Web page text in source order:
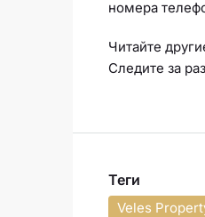
номера
Читайте
Следите за
Теги
Veles